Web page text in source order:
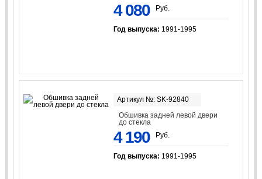
4 080 Руб.
Год выпуска: 1991-1995
Артикул №: SK-92840
Обшивка задней левой двери
до стекла
4 190 Руб.
Год выпуска: 1991-1995